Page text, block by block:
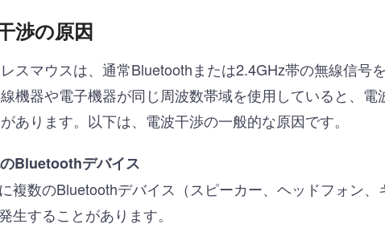
渉の原因
スマウスは、通常Bluetoothまたは2.4GHz帯の無線信号
機器や電子機器が同じ周波数帯域を使用していると、
あります。以下は、電波干渉の一般的な原因です。
Bluetoothデバイス
複数のBluetoothデバイス（スピーカー、ヘッドフォン
生することがあります。